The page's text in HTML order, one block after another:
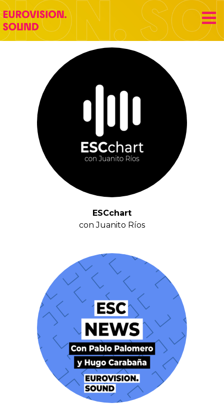
Eurovision Sound
Secciones
ESCchart
con Juanito Ríos